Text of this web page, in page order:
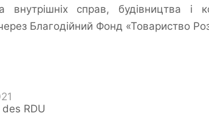
внутрішніх справ, будівництва і
Благодійний Фонд «Товариство
RDU